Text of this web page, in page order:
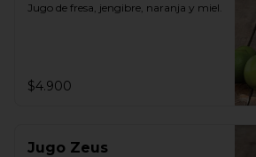
Jugo de fresa, jengibre, naranja y miel.
$4.900
Jugo Zeus